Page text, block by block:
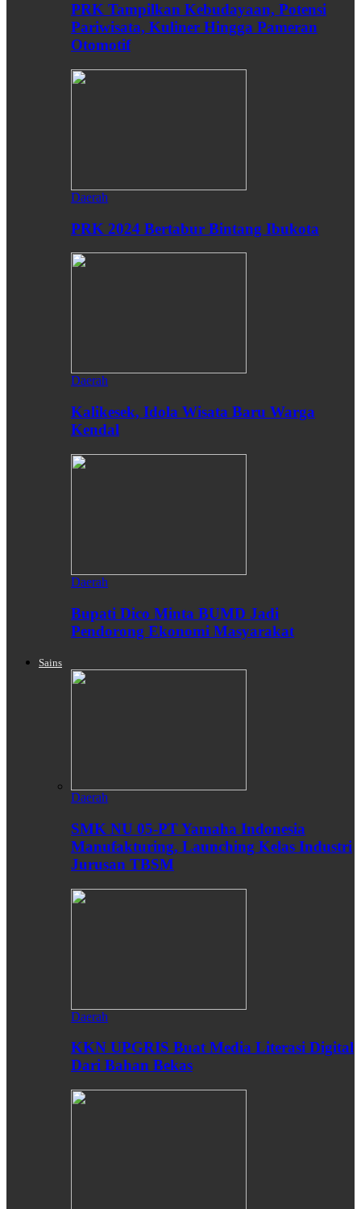
PRK Tampilkan Kebudayaan, Potensi
Pariwisata, Kuliner Hingga Pameran
Otomotif
Daerah
PRK 2024 Bertabur Bintang Ibukota
Daerah
Kalikesek, Idola Wisata Baru Warga
Kendal
Daerah
Bupati Dico Minta BUMD Jadi
Pendorong Ekonomi Masyarakat
Sains
Daerah
SMK NU 05-PT Yamaha Indonesia
Manufakturing, Launching Kelas Industri
Jurusan TBSM
Daerah
KKN UPGRIS Buat Media Literasi Digital
Dari Bahan Bekas